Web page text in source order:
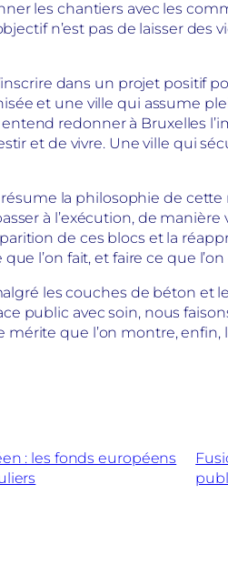
les chantiers avec les
n’est pas de laisser
dans un projet positif
et une ville qui assume
redonner à Bruxelles
et de vivre. Une ville qui
résume la philosophie de
à l’exécution, de
de ces blocs et la
l’on fait, et faire ce que l’on
les couches de béton
public avec soin, nous
que l’on montre, enfin,
: les fonds européens